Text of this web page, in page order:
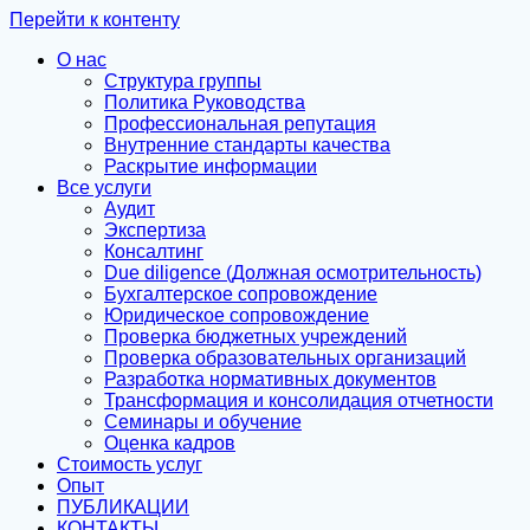
Перейти к контенту
О нас
Структура группы
Политика Руководства
Профессиональная репутация
Внутренние стандарты качества
Раскрытие информации
Все услуги
Аудит
Экспертиза
Консалтинг
Due diligence (Должная осмотрительность)
Бухгалтерское сопровождение
Юридическое сопровождение
Проверка бюджетных учреждений
Проверка образовательных организаций
Разработка нормативных документов
Трансформация и консолидация отчетности
Семинары и обучение
Оценка кадров
Стоимость услуг
Опыт
ПУБЛИКАЦИИ